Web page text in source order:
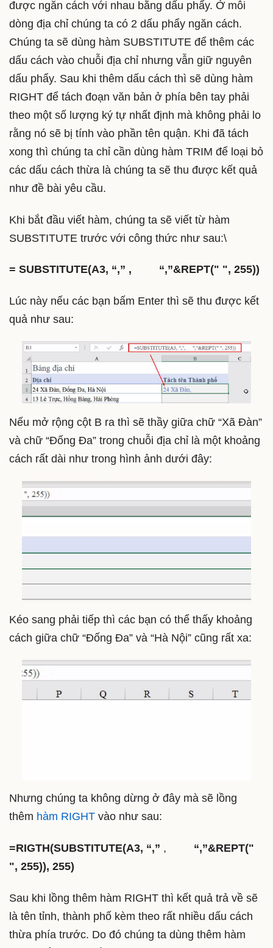
được ngăn cách với nhau bằng dấu phẩy. Ở mỗi
dòng địa chỉ chúng ta có 2 dấu phẩy ngăn cách.
Chúng ta sẽ dùng hàm SUBSTITUTE để thêm các
dấu cách vào chuỗi địa chỉ nhưng vẫn giữ nguyên
dấu phẩy. Sau khi thêm dấu cách thì sẽ dùng hàm
RIGHT để tách đoạn văn bản ở phía bên tay phải
theo một số lượng ký tự nhất định mà không phải lo
rằng nó sẽ bị tính vào phần tên quận. Khi đã tách
xong thì chúng ta chỉ cần dùng hàm TRIM để loại bỏ
các dấu cách thừa là chúng ta sẽ thu được kết quả
như đề bài yêu cầu.
Khi bắt đầu viết hàm, chúng ta sẽ viết từ hàm
SUBSTITUTE trước với công thức như sau:\
= SUBSTITUTE(A3, “,” , “,”&REPT(" ", 255))
Lúc này nếu các bạn bấm Enter thì sẽ thu được kết
quả như sau:
Nếu mở rộng cột B ra thì sẽ thầy giữa chữ “Xã Đàn”
và chữ “Đống Đa” trong chuỗi địa chỉ là một khoảng
cách rất dài như trong hình ảnh dưới đây:
Kéo sang phải tiếp thì các bạn có thể thấy khoảng
cách giữa chữ “Đống Đa” và “Hà Nội” cũng rất xa:
Nhưng chúng ta không dừng ở đây mà sẽ lồng
thêm hàm RIGHT vào như sau:
=RIGTH(SUBSTITUTE(A3, “,” , “,”&REPT("
", 255)), 255)
Sau khi lồng thêm hàm RIGHT thì kết quả trả về sẽ
là tên tỉnh, thành phố kèm theo rất nhiều dấu cách
thừa phía trước. Do đó chúng ta dùng thêm hàm